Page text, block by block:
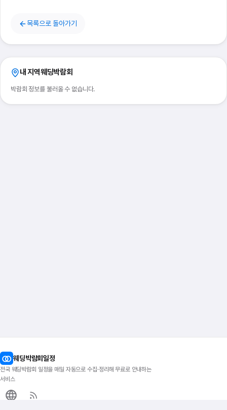
목록으로 돌아가기
내 지역웨딩박람회
박람회 정보를 불러올 수 없습니다.
웨딩박람회일정
전국 웨딩박람회 일정을 매일 자동으로 수집·정리해 무료로 안내하는
서비스
이지티켓